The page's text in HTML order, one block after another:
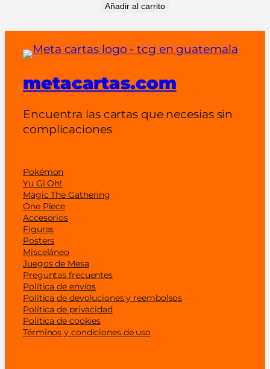
Añadir al carrito
metacartas.com
Encuentra las cartas que necesias sin
complicaciones
Pokémon
Yu Gi Oh!
Magic The Gathering
One Piece
Accesorios
Figuras
Posters
Misceláneo
Juegos de Mesa
Preguntas frecuentes
Política de envíos
Política de devoluciones y reembolsos
Política de privacidad
Política de cookies
Términos y condiciones de uso